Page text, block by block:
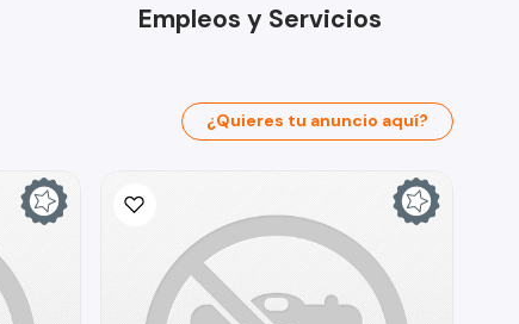
Empleos y Servicios
¿Quieres tu anuncio aquí?